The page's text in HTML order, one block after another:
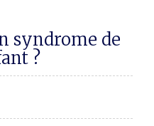
syndrome de
?